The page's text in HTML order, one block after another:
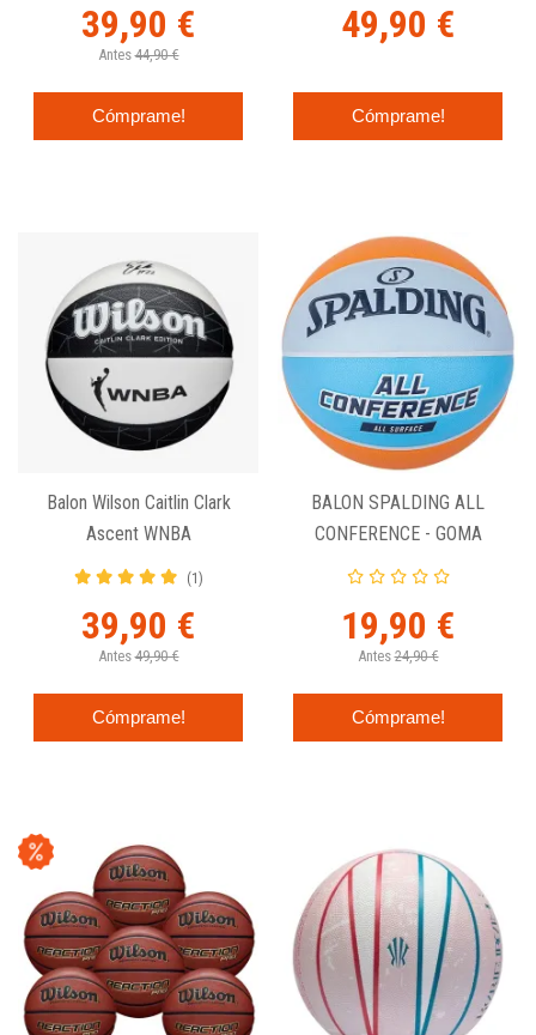
39,90 €
Antes 44,90 €
Cómprame!
49,90 €
Cómprame!
Balon Wilson Caitlin Clark
Ascent WNBA
(1)
39,90 €
Antes 49,90 €
Cómprame!
BALON SPALDING ALL
CONFERENCE - GOMA
MULTICOLOR
19,90 €
Antes 24,90 €
Cómprame!